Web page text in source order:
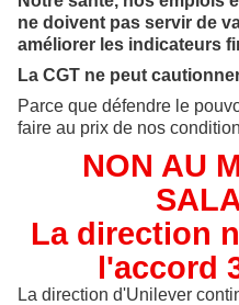
ne doivent pas servir de
améliorer les indicateurs
La CGT ne peut
Parce que défendre le
faire au prix de nos
NON AU
La direction
l'accord
La direction d'Unilever